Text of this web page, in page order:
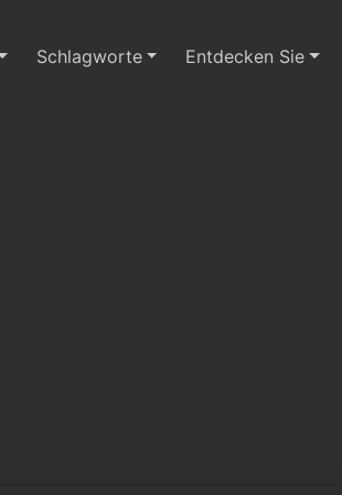
Schlagworte Entdecken Sie